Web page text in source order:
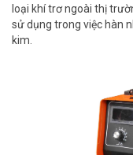
loại khí trơ ngoài thị
sử dụng trong việc hàn
kim.